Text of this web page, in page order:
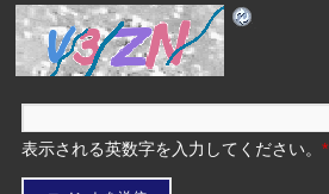
表示される英数字を入力してください。*